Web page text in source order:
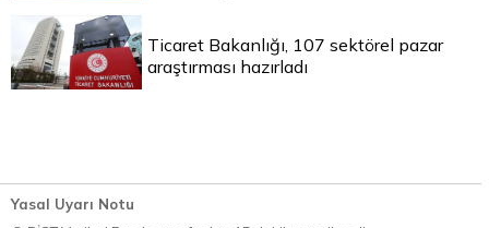
Ticaret Bakanlığı, 107 sektörel pazar
araştırması hazırladı
Yasal Uyarı Notu